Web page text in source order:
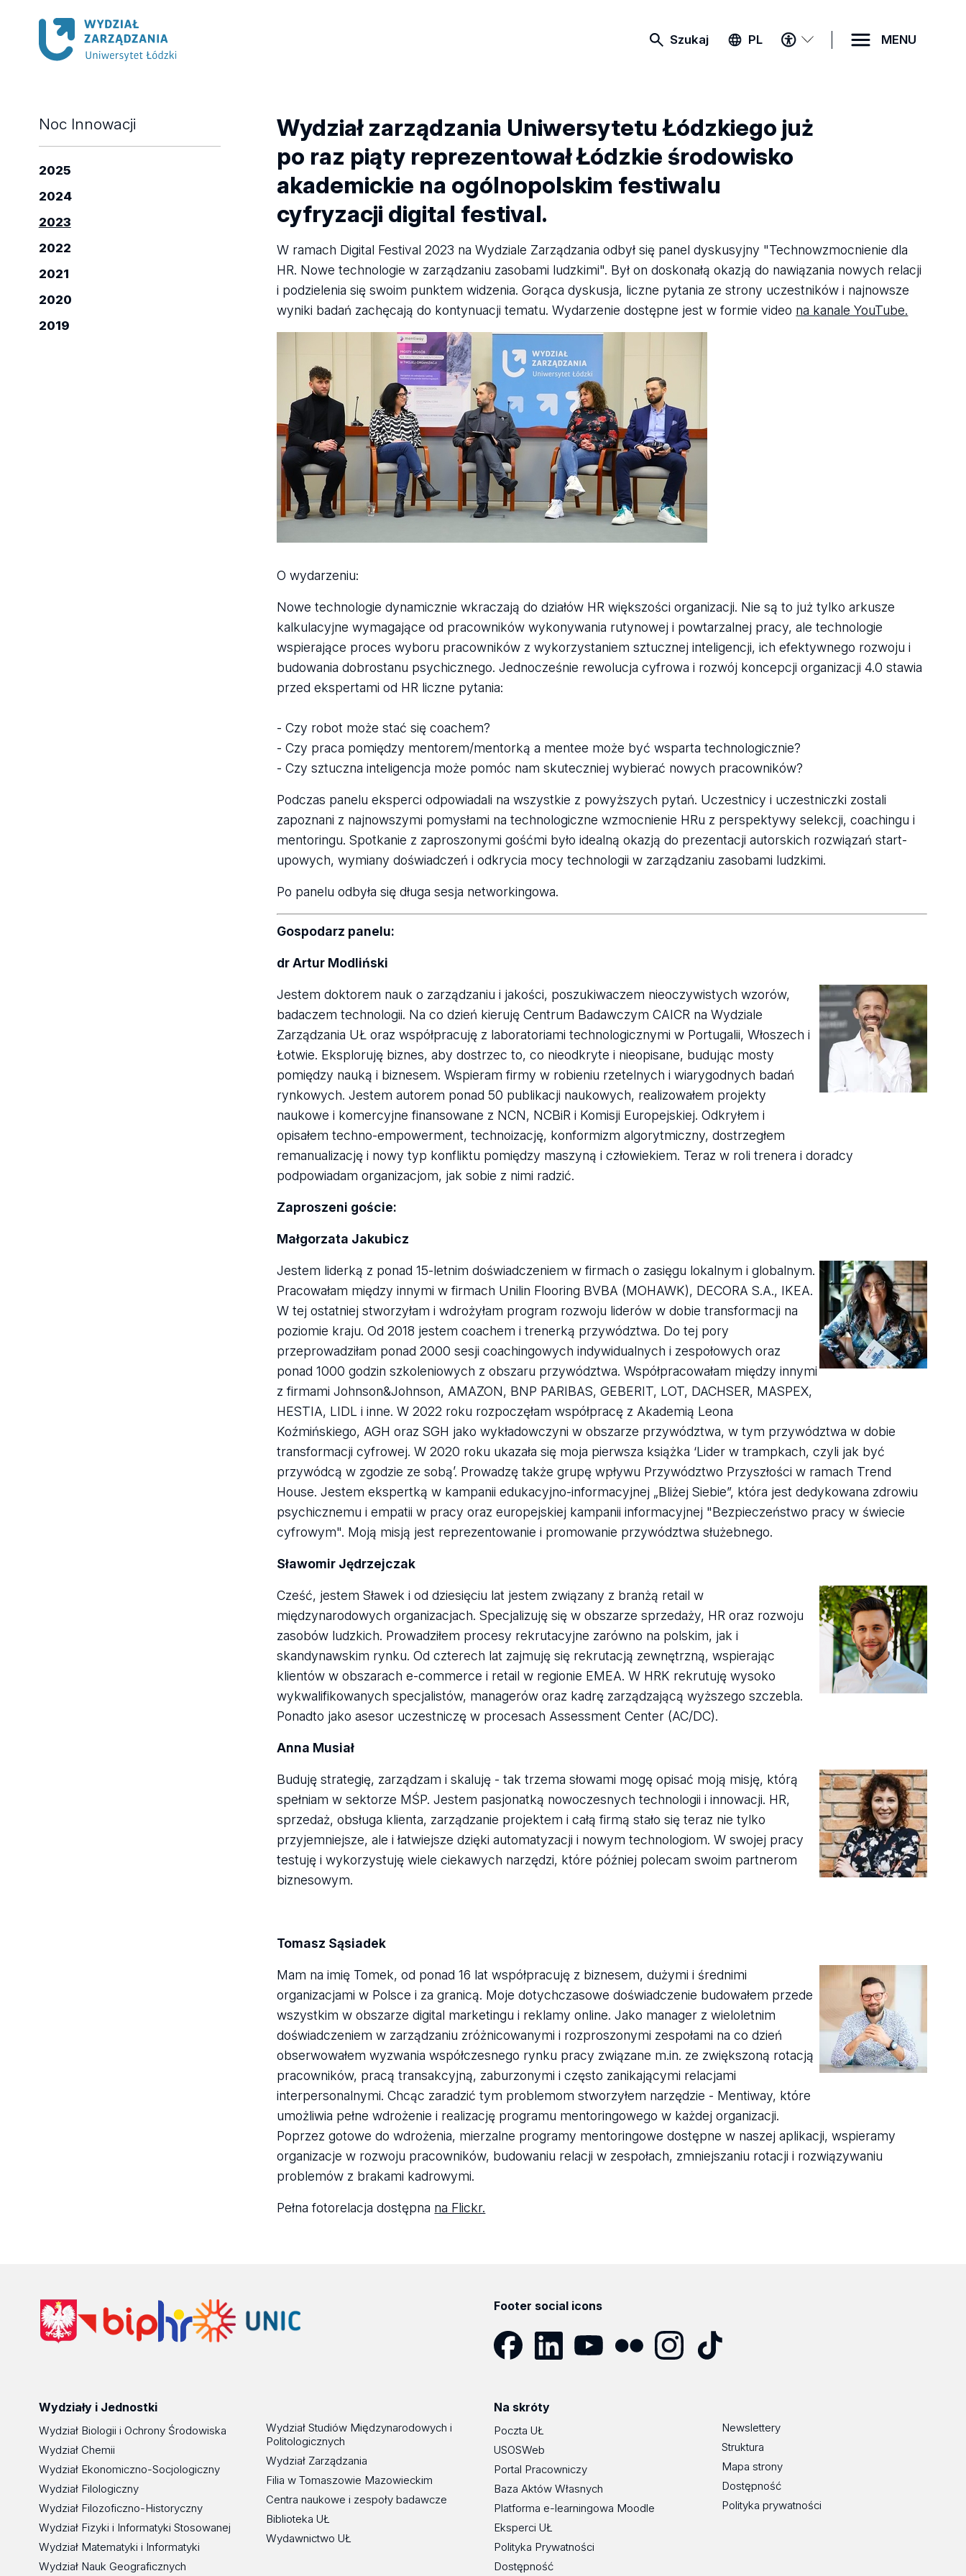
Szukaj PL
MENU
DOSTĘPNOŚCI
MENU
Noc Innowacji
2025
2024
2023
2022
2021
2020
2019
Wydział zarządzania Uniwersytetu Łódzkiego już
po raz piąty reprezentował Łódzkie środowisko
akademickie na ogólnopolskim festiwalu
cyfryzacji digital festival.
W ramach Digital Festival 2023 na Wydziale Zarządzania odbył się panel dyskusyjny "Technowzmocnienie dla
HR. Nowe technologie w zarządzaniu zasobami ludzkimi". Był on doskonałą okazją do nawiązania nowych relacji
i podzielenia się swoim punktem widzenia. Gorąca dyskusja, liczne pytania ze strony uczestników i najnowsze
wyniki badań zachęcają do kontynuacji tematu. Wydarzenie dostępne jest w formie video na kanale YouTube.
O wydarzeniu:
Nowe technologie dynamicznie wkraczają do działów HR większości organizacji. Nie są to już tylko arkusze
kalkulacyjne wymagające od pracowników wykonywania rutynowej i powtarzalnej pracy, ale technologie
wspierające proces wyboru pracowników z wykorzystaniem sztucznej inteligencji, ich efektywnego rozwoju i
budowania dobrostanu psychicznego. Jednocześnie rewolucja cyfrowa i rozwój koncepcji organizacji 4.0 stawia
przed ekspertami od HR liczne pytania:
- Czy robot może stać się coachem?
- Czy praca pomiędzy mentorem/mentorką a mentee może być wsparta technologicznie?
- Czy sztuczna inteligencja może pomóc nam skuteczniej wybierać nowych pracowników?
Podczas panelu eksperci odpowiadali na wszystkie z powyższych pytań. Uczestnicy i uczestniczki zostali
zapoznani z najnowszymi pomysłami na technologiczne wzmocnienie HRu z perspektywy selekcji, coachingu i
mentoringu. Spotkanie z zaproszonymi gośćmi było idealną okazją do prezentacji autorskich rozwiązań start-
upowych, wymiany doświadczeń i odkrycia mocy technologii w zarządzaniu zasobami ludzkimi.
Po panelu odbyła się długa sesja networkingowa.
Gospodarz panelu:
dr Artur Modliński
Jestem doktorem nauk o zarządzaniu i jakości, poszukiwaczem nieoczywistych wzorów,
badaczem technologii. Na co dzień kieruję Centrum Badawczym CAICR na Wydziale
Zarządzania UŁ oraz współpracuję z laboratoriami technologicznymi w Portugalii, Włoszech i
Łotwie. Eksploruję biznes, aby dostrzec to, co nieodkryte i nieopisane, budując mosty
pomiędzy nauką i biznesem. Wspieram firmy w robieniu rzetelnych i wiarygodnych badań
rynkowych. Jestem autorem ponad 50 publikacji naukowych, realizowałem projekty
naukowe i komercyjne finansowane z NCN, NCBiR i Komisji Europejskiej. Odkryłem i
opisałem techno-empowerment, technoizację, konformizm algorytmiczny, dostrzegłem
remanualizację i nowy typ konfliktu pomiędzy maszyną i człowiekiem. Teraz w roli trenera i doradcy
podpowiadam organizacjom, jak sobie z nimi radzić.
Zaproszeni goście:
Małgorzata Jakubicz
Jestem liderką z ponad 15-letnim doświadczeniem w firmach o zasięgu lokalnym i globalnym.
Pracowałam między innymi w firmach Unilin Flooring BVBA (MOHAWK), DECORA S.A., IKEA.
W tej ostatniej stworzyłam i wdrożyłam program rozwoju liderów w dobie transformacji na
poziomie kraju. Od 2018 jestem coachem i trenerką przywództwa. Do tej pory
przeprowadziłam ponad 2000 sesji coachingowych indywidualnych i zespołowych oraz
ponad 1000 godzin szkoleniowych z obszaru przywództwa. Współpracowałam między innymi
z firmami Johnson&Johnson, AMAZON, BNP PARIBAS, GEBERIT, LOT, DACHSER, MASPEX,
HESTIA, LIDL i inne. W 2022 roku rozpoczęłam współpracę z Akademią Leona
Koźmińskiego, AGH oraz SGH jako wykładowczyni w obszarze przywództwa, w tym przywództwa w dobie
transformacji cyfrowej. W 2020 roku ukazała się moja pierwsza książka ‘Lider w trampkach, czyli jak być
przywódcą w zgodzie ze sobą’. Prowadzę także grupę wpływu Przywództwo Przyszłości w ramach Trend
House. Jestem ekspertką w kampanii edukacyjno-informacyjnej „Bliżej Siebie”, która jest dedykowana zdrowiu
psychicznemu i empatii w pracy oraz europejskiej kampanii informacyjnej "Bezpieczeństwo pracy w świecie
cyfrowym". Moją misją jest reprezentowanie i promowanie przywództwa służebnego.
Sławomir Jędrzejczak
Cześć, jestem Sławek i od dziesięciu lat jestem związany z branżą retail w
międzynarodowych organizacjach. Specjalizuję się w obszarze sprzedaży, HR oraz rozwoju
zasobów ludzkich. Prowadziłem procesy rekrutacyjne zarówno na polskim, jak i
skandynawskim rynku. Od czterech lat zajmuję się rekrutacją zewnętrzną, wspierając
klientów w obszarach e-commerce i retail w regionie EMEA. W HRK rekrutuję wysoko
wykwalifikowanych specjalistów, managerów oraz kadrę zarządzającą wyższego szczebla.
Ponadto jako asesor uczestniczę w procesach Assessment Center (AC/DC).
Anna Musiał
Buduję strategię, zarządzam i skaluję - tak trzema słowami mogę opisać moją misję, którą
spełniam w sektorze MŚP. Jestem pasjonatką nowoczesnych technologii i innowacji. HR,
sprzedaż, obsługa klienta, zarządzanie projektem i całą firmą stało się teraz nie tylko
przyjemniejsze, ale i łatwiejsze dzięki automatyzacji i nowym technologiom. W swojej pracy
testuję i wykorzystuję wiele ciekawych narzędzi, które później polecam swoim partnerom
biznesowym.
Tomasz Sąsiadek
Mam na imię Tomek, od ponad 16 lat współpracuję z biznesem, dużymi i średnimi
organizacjami w Polsce i za granicą. Moje dotychczasowe doświadczenie budowałem przede
wszystkim w obszarze digital marketingu i reklamy online. Jako manager z wieloletnim
doświadczeniem w zarządzaniu zróżnicowanymi i rozproszonymi zespołami na co dzień
obserwowałem wyzwania współczesnego rynku pracy związane m.in. ze zwiększoną rotacją
pracowników, pracą transakcyjną, zaburzonymi i często zanikającymi relacjami
interpersonalnymi. Chcąc zaradzić tym problemom stworzyłem narzędzie - Mentiway, które
umożliwia pełne wdrożenie i realizację programu mentoringowego w każdej organizacji.
Poprzez gotowe do wdrożenia, mierzalne programy mentoringowe dostępne w naszej aplikacji, wspieramy
organizacje w rozwoju pracowników, budowaniu relacji w zespołach, zmniejszaniu rotacji i rozwiązywaniu
problemów z brakami kadrowymi.
Pełna fotorelacja dostępna na Flickr.
Footer social icons
Wydziały i Jednostki
Wydział Biologii i Ochrony Środowiska
Wydział Chemii
Wydział Ekonomiczno-Socjologiczny
Wydział Filologiczny
Wydział Filozoficzno-Historyczny
Wydział Fizyki i Informatyki Stosowanej
Wydział Matematyki i Informatyki
Wydział Nauk Geograficznych
Wydział Studiów Międzynarodowych i
Politologicznych
Wydział Zarządzania
Filia w Tomaszowie Mazowieckim
Centra naukowe i zespoły badawcze
Biblioteka UŁ
Wydawnictwo UŁ
Na skróty
Poczta UŁ
USOSWeb
Portal Pracowniczy
Baza Aktów Własnych
Platforma e-learningowa Moodle
Eksperci UŁ
Polityka Prywatności
Dostępność
Newslettery
Struktura
Mapa strony
Dostępność
Polityka prywatności